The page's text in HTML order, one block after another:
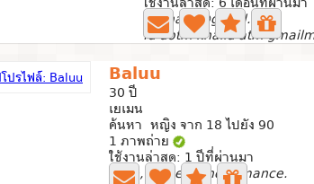
fd.khalid@gmail.com
fd dotm khalid atm
Baluu
30 ปี
เยเมน
ค้นหา หญิง จาก 18 ไปยัง 90
1 ภาพถ่าย
ใช้งานล่าสุด: 1 ปีที่ผ่านมา
Love, respect and romance.